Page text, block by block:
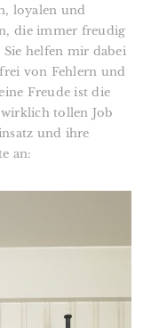
loyalen und
die immer freudig
helfen mir dabei
von Fehlern und
Freude ist die
tollen Job
und ihre
an: